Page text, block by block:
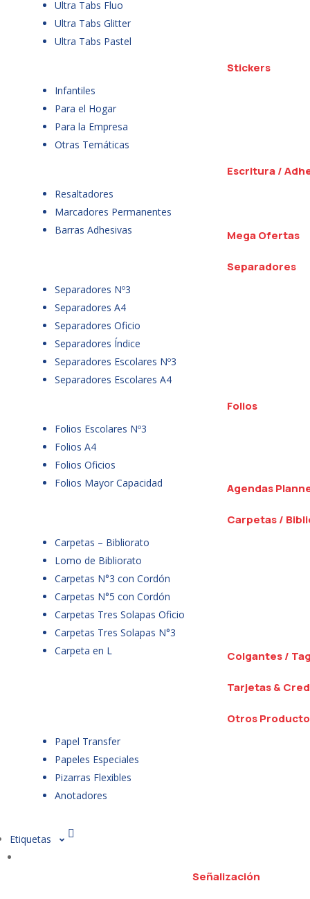
Ultra Tabs Fluo
Ultra Tabs Glitter
Ultra Tabs Pastel
Stickers
Infantiles
Para el Hogar
Para la Empresa
Otras Temáticas
Escritura /
Resaltadores
Marcadores Permanentes
Barras Adhesivas
Mega Ofertas
Separadores
Separadores Nº3
Separadores A4
Separadores Oficio
Separadores Índice
Separadores Escolares Nº3
Separadores Escolares A4
Folios
Folios Escolares Nº3
Folios A4
Folios Oficios
Folios Mayor Capacidad
Agendas
Carpetas /
Carpetas – Bibliorato
Lomo de Bibliorato
Carpetas N°3 con Cordón
Carpetas N°5 con Cordón
Carpetas Tres Solapas Oficio
Carpetas Tres Solapas N°3
Carpeta en L
Colgantes /
Tarjetas &
Otros
Papel Transfer
Papeles Especiales
Pizarras Flexibles
Anotadores
Etiquetas
Señalización